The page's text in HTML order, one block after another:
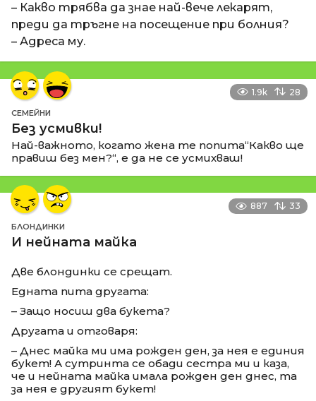
– Какво трябва да знае най-вече лекарят,
преди да тръгне на посещение при болния?
– Адреса му.
1.9k 28
СЕМЕЙНИ
Без усмивки!
Най-важното, когато жена те попита“Какво ще
правиш без мен?“, е да не се усмихваш!
887 33
БЛОНДИНКИ
И нейната майка
Две блондинки се срещат.
Едната пита другата:
– Защо носиш два букета?
Другата и отговаря:
– Днес майка ми има рожден ден, за нея е единия
букет! А сутринта се обади сестра ми и каза,
че и нейната майка имала рожден ден днес, та
за нея е другият букет!